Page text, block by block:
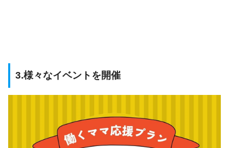
3.様々なイベントを開催